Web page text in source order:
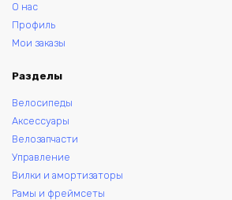
О нас
Профиль
Мои заказы
Разделы
Велосипеды
Аксессуары
Велозапчасти
Управление
Вилки и амортизаторы
Рамы и фреймсеты